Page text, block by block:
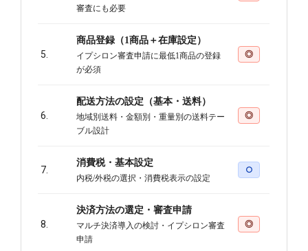
審査にも必要
5.
商品登録（1商品＋在庫設定）
イプシロン審査申請に最低1商品の登録
が必須
◎
6.
配送方法の設定（基本・送料）
地域別送料・金額別・重量別の送料テー
ブル設計
◎
7.
消費税・基本設定
内税/外税の選択・消費税表示の設定
○
8.
決済方法の選定・審査申請
マルチ決済導入の検討・イプシロン審査
申請
◎